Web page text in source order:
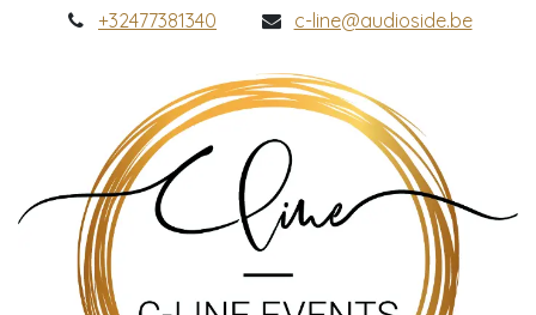
+32477381340
c-line@audioside.be